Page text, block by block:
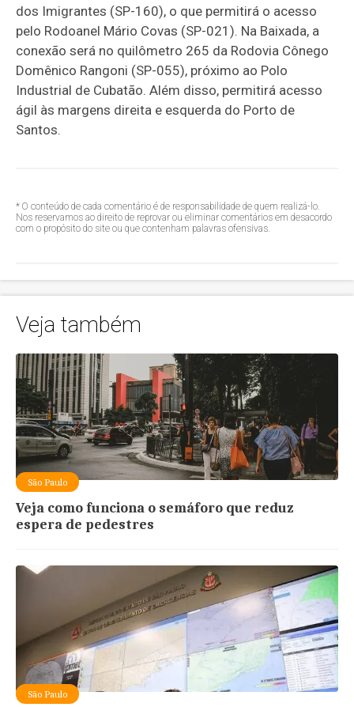
dos Imigrantes (SP-160), o que permitirá o acesso
pelo Rodoanel Mário Covas (SP-021). Na Baixada, a
conexão será no quilômetro 265 da Rodovia Cônego
Domênico Rangoni (SP-055), próximo ao Polo
Industrial de Cubatão. Além disso, permitirá acesso
ágil às margens direita e esquerda do Porto de
Santos.
* O conteúdo de cada comentário é de responsabilidade de quem realizá-lo.
Nos reservamos ao direito de reprovar ou eliminar comentários em desacordo
com o propósito do site ou que contenham palavras ofensivas.
Veja também
São Paulo
Veja como funciona o semáforo que reduz
espera de pedestres
São Paulo